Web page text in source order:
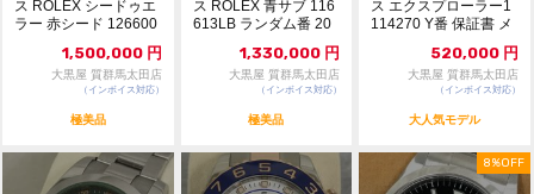
ス ROLEX シードゥエ
ラー 赤シード 126600
1,500,000 円
大黒屋 質群馬太田店
（インボイス対応）
極美品
ス ROLEX 青サブ 116
613LB ランダム番 20
1,330,000 円
大黒屋 質群馬太田店
（インボイス対応）
極美品
ス エクスプローラー1
114270 Y番 保証書 メ
520,000 円
大黒屋 質群馬太田店
（インボイス対応）
大人気モデル
8%OFF